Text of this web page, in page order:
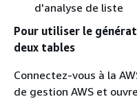
d'analyse de liste
Pour utiliser le
deux tables
Connectez-vous à la
de gestion AWS et